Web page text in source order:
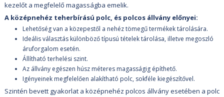
kezelőt a megfelelő magasságba emelik.
A középnehéz teherbírású polc, és polcos állvány előnyei:
Lehetőség van a közepestől a nehéz tömegű termékek tárolására.
Ideális választás különböző típusú tételek tárolása, illetve megoszló
áruforgalom esetén.
Állítható terhelési szint.
Az állvány egészen húsz méteres magasságig építhető.
Igényeinek megfelelően alakítható polc, sokféle kiegészítővel.
Szintén bevett gyakorlat a középnehéz polcos állvány esetében a polc